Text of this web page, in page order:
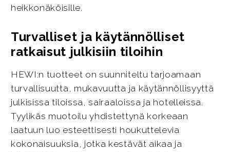
heikkonäköisille.
Turvalliset ja käytännölliset
ratkaisut julkisiin tiloihin
HEWI:n tuotteet on suunniteltu tarjoamaan
turvallisuutta, mukavuutta ja käytännöllisyyttä
julkisissa tiloissa, sairaaloissa ja hotelleissa.
Tyylikäs muotoilu yhdistettynä korkeaan
laatuun luo esteettisesti houkuttelevia
kokonaisuuksia, jotka kestävät aikaa ja